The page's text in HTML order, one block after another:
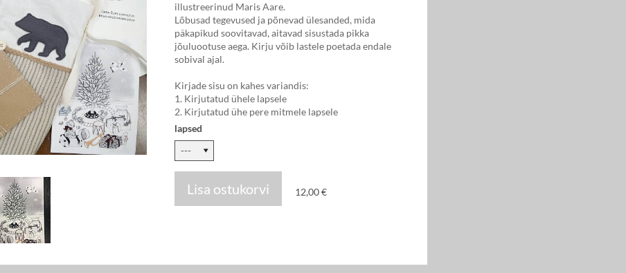
illustreerinud Maris Aare.
Lõbusad tegevused ja põnevad ülesanded, mida
päkapikud soovitavad, aitavad sisustada pikka
jõuluootuse aega. Kirju võib lastele poetada endale
sobival ajal.
Kirjade sisu on kahes variandis:
1. Kirjutatud ühele lapsele
2. Kirjutatud ühe pere mitmele lapsele
lapsed
Lisa ostukorvi 12,00 €